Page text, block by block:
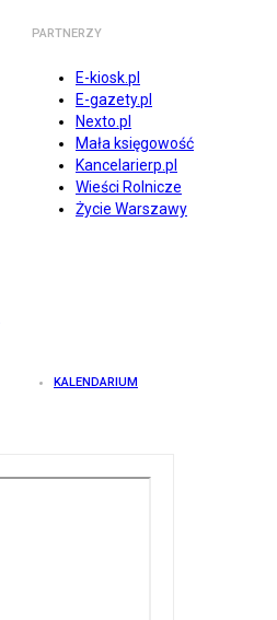
PARTNERZY
E-kiosk.pl
E-gazety.pl
Nexto.pl
Mała księgowość
Kancelarierp.pl
Wieści Rolnicze
Życie Warszawy
KALENDARIUM